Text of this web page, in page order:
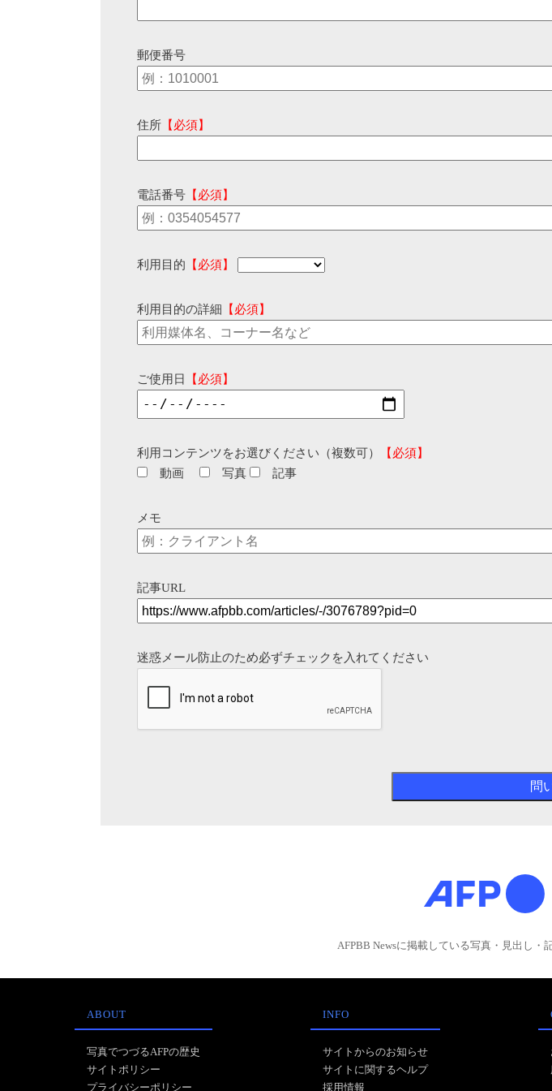
郵便番号
住所 【必須】
電話番号 【必須】
利用目的 【必須】
利用目的の詳細 【必須】
ご使用日 【必須】
利用コンテンツをお選びください（複数可）
【必須】
動画
写真 記事
メモ
記事URL
迷惑メール防止のため必ずチェックを入れてください
AFPBB Newsに掲載している写真・見出し・
ABOUT
写真でつづるAFPの歴史
サイトポリシー
プライバシーポリシー
INFO
サイトからのお知らせ
サイトに関するヘルプ
採用情報